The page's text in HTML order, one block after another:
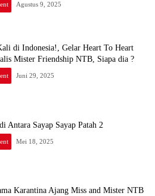
Agustus 9, 2025
di Indonesia!, Gelar Heart To Heart
Mister Friendship NTB, Siapa dia ?
Juni 29, 2025
Antara Sayap Sayap Patah 2
Mei 18, 2025
Karantina Ajang Miss and Mister NTB